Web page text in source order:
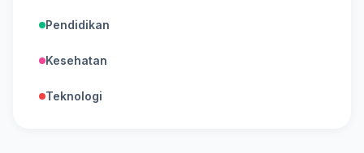
Pendidikan
Kesehatan
Teknologi